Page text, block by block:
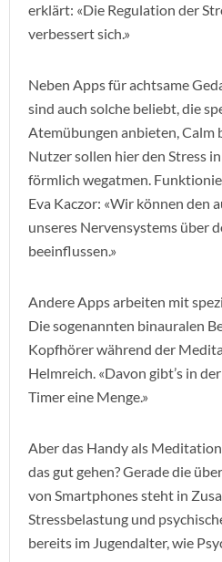
erklärt: «Die Regulation der
verbessert sich.»
Neben Apps für achtsame
sind auch solche beliebt, die
Atemübungen anbieten, Calm
Nutzer sollen hier den Stress
förmlich wegatmen.
Eva Kaczor: «Wir können den
unseres Nervensystems über
beeinflussen.»
Andere Apps arbeiten mit
Die sogenannten binauralen
Kopfhörer während der
Helmreich. «Davon gibt’s in
Timer eine Menge.»
Aber das Handy als
das gut gehen? Gerade die
von Smartphones steht in
Stressbelastung und
bereits im Jugendalter, wie